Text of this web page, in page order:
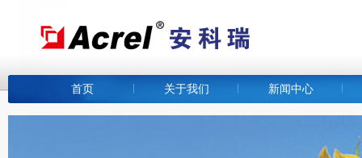
首页 关于我们 新闻中心